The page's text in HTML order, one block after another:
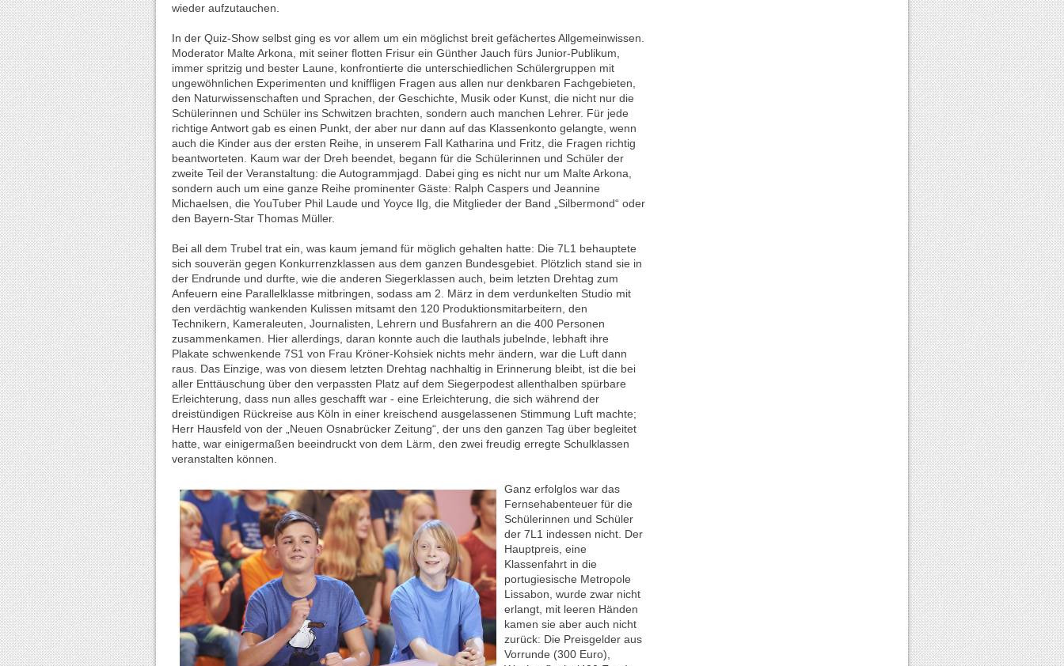
wieder aufzutauchen.
In der Quiz-Show selbst ging es vor allem um ein möglichst breit gefächertes Allgemeinwissen.
Moderator Malte Arkona, mit seiner flotten Frisur ein Günther Jauch fürs Junior-Publikum,
immer spritzig und bester Laune, konfrontierte die unterschiedlichen Schülergruppen mit
ungewöhnlichen Experimenten und kniffligen Fragen aus allen nur denkbaren Fachgebieten,
den Naturwissenschaften und Sprachen, der Geschichte, Musik oder Kunst, die nicht nur die
Schülerinnen und Schüler ins Schwitzen brachten, sondern auch manchen Lehrer. Für jede
richtige Antwort gab es einen Punkt, der aber nur dann auf das Klassenkonto gelangte, wenn
auch die Kinder aus der ersten Reihe, in unserem Fall Katharina und Fritz, die Fragen richtig
beantworteten. Kaum war der Dreh beendet, begann für die Schülerinnen und Schüler der
zweite Teil der Veranstaltung: die Autogrammjagd. Dabei ging es nicht nur um Malte Arkona,
sondern auch um eine ganze Reihe prominenter Gäste: Ralph Caspers und Jeannine
Michaelsen, die YouTuber Phil Laude und Yoyce Ilg, die Mitglieder der Band „Silbermond“ oder
den Bayern-Star Thomas Müller.
Bei all dem Trubel trat ein, was kaum jemand für möglich gehalten hatte: Die 7L1 behauptete
sich souverän gegen Konkurrenzklassen aus dem ganzen Bundesgebiet. Plötzlich stand sie in
der Endrunde und durfte, wie die anderen Siegerklassen auch, beim letzten Drehtag zum
Anfeuern eine Parallelklasse mitbringen, sodass am 2. März in dem verdunkelten Studio mit
den verdächtig wankenden Kulissen mitsamt den 120 Produktionsmitarbeitern, den
Technikern, Kameraleuten, Journalisten, Lehrern und Busfahrern an die 400 Personen
zusammenkamen. Hier allerdings, daran konnte auch die lauthals jubelnde, lebhaft ihre
Plakate schwenkende 7S1 von Frau Kröner-Kohsiek nichts mehr ändern, war die Luft dann
raus. Das Einzige, was von diesem letzten Drehtag nachhaltig in Erinnerung bleibt, ist die bei
aller Enttäuschung über den verpassten Platz auf dem Siegerpodest allenthalben spürbare
Erleichterung, dass nun alles geschafft war - eine Erleichterung, die sich während der
dreistündigen Rückreise aus Köln in einer kreischend ausgelassenen Stimmung Luft machte;
Herr Hausfeld von der „Neuen Osnabrücker Zeitung“, der uns den ganzen Tag über begleitet
hatte, war einigermaßen beeindruckt von dem Lärm, den zwei freudig erregte Schulklassen
veranstalten können.
Ganz erfolglos war das
Fernsehabenteuer für die
Schülerinnen und Schüler
der 7L1 indessen nicht. Der
Hauptpreis, eine
Klassenfahrt in die
portugiesische Metropole
Lissabon, wurde zwar nicht
erlangt, mit leeren Händen
kamen sie aber auch nicht
zurück: Die Preisgelder aus
Vorrunde (300 Euro),